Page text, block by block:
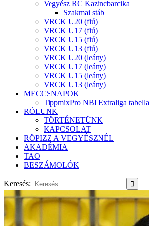
Vegyész RC Kazincbarcika
Szakmai stáb
VRCK U20 (fiú)
VRCK U17 (fiú)
VRCK U15 (fiú)
VRCK U13 (fiú)
VRCK U20 (leány)
VRCK U17 (leány)
VRCK U15 (leány)
VRCK U13 (leány)
MECCSNAPOK
TippmixPro NBI Extraliga tabella
RÓLUNK
TÖRTÉNETÜNK
KAPCSOLAT
RÖPIZZ A VEGYÉSZNÉL
AKADÉMIA
TAO
BESZÁMOLÓK
Keresés: